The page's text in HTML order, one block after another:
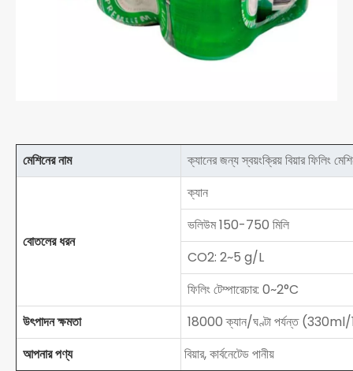
মেশিনের নাম ক্যানের জন্য স্বয়ংক্রিয় বিয়ার ফিলিং
বোতলের ধরন
ক্যান
ভলিউম 150-750 মিলি
CO2: 2~5 g/L
ফিলিং টেম্পারেচার: 0~2°C
উৎপাদন ক্ষমতা
18000 ক্যান/ঘণ্টা পর্যন্ত
আপনার পণ্য
বিয়ার, কার্বনেটেড পানীয়